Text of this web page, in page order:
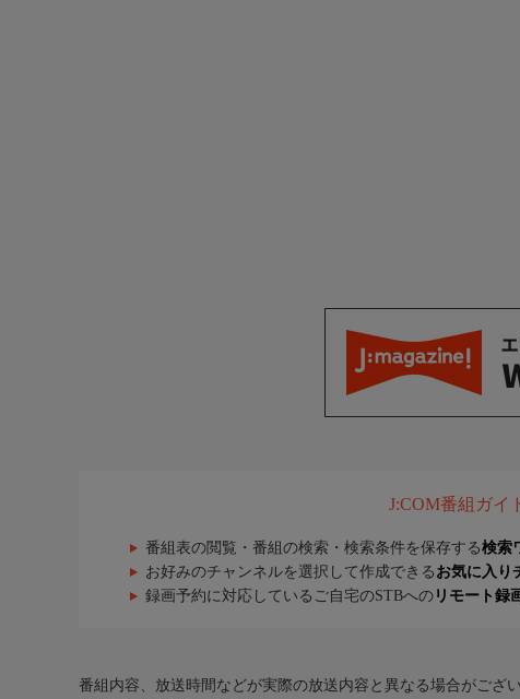
J:COM番組ガイ
番組表の閲覧・番組の検索・検索条件を保存する検索
お好みのチャンネルを選択して作成できる お気に入り
録画予約に対応しているご自宅のSTBへの リモート録
番組内容、放送時間などが実際の放送内容と異なる場合がござい